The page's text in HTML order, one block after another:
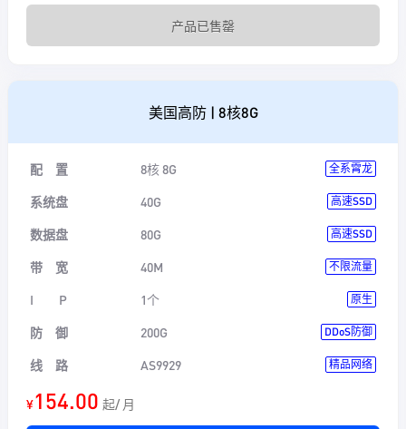
产品已售罄
美国高防 | 8核8G
配 置 8核 8G 全系霄龙
系统盘 40G 高速SSD
数据盘 80G 高速SSD
带 宽 40M 不限流量
I P 1个 原生
防 御 200G DDoS防御
线 路 AS9929 精品网络
¥154.00 起/ 月